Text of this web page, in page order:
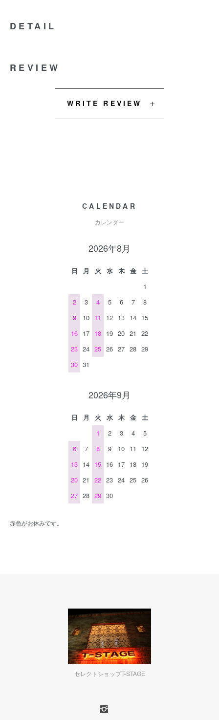
DETAIL
REVIEW
WRITE REVIEW
CALENDAR
カレンダー
2026年8月
日 月 火 水 木 金
土
1
2
3 4 5 6 7
8
9
10 11 12 13 14 15
16 17 18 19 20 21
22
23 24 25 26 27 28 29
30 31
2026年9月
日 月 火 水 木 金
土
1
2 3 4
5
6
7 8 9 10 11
12
13 14 15 16 17 18 19
20 21 22 23 24 25 26
27 28 29 30
赤色がお休みです。
セレクトショップT-STAGE